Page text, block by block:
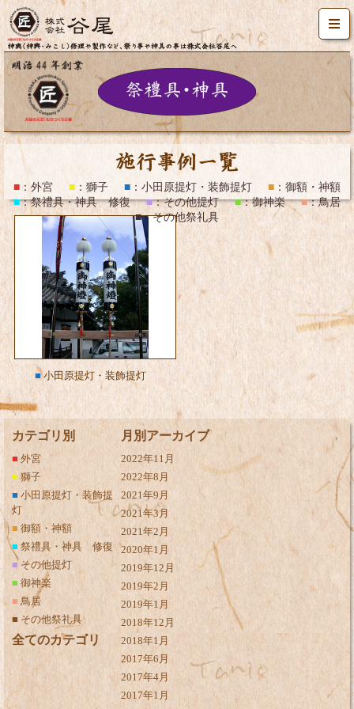
■ ：外宮 ■ ： 獅子 ■ ： 小田原提灯・装飾提灯 ■ ： 御額・神額
■：祭禮具・神具 修復 ■：その他提灯 ■：御神楽 ■：鳥居
■：その他祭礼具
■小田原提灯・装飾提灯
カテゴリ別
■ 外宮
■ 獅子
■ 小田原提灯・装飾提
灯
■ 御額・神額
■ 祭禮具・神具 修復
■ その他提灯
■ 御神楽
■ 鳥居
■ その他祭礼具
全てのカテゴリ
月別アーカイブ
2022年11月
2022年8月
2021年9月
2021年3月
2021年2月
2020年1月
2019年12月
2019年2月
2019年1月
2018年12月
2018年1月
2017年6月
2017年4月
2017年1月